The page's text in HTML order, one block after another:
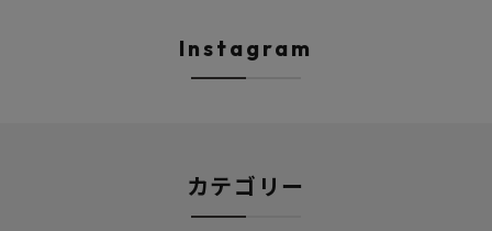
Instagram
カテゴリー